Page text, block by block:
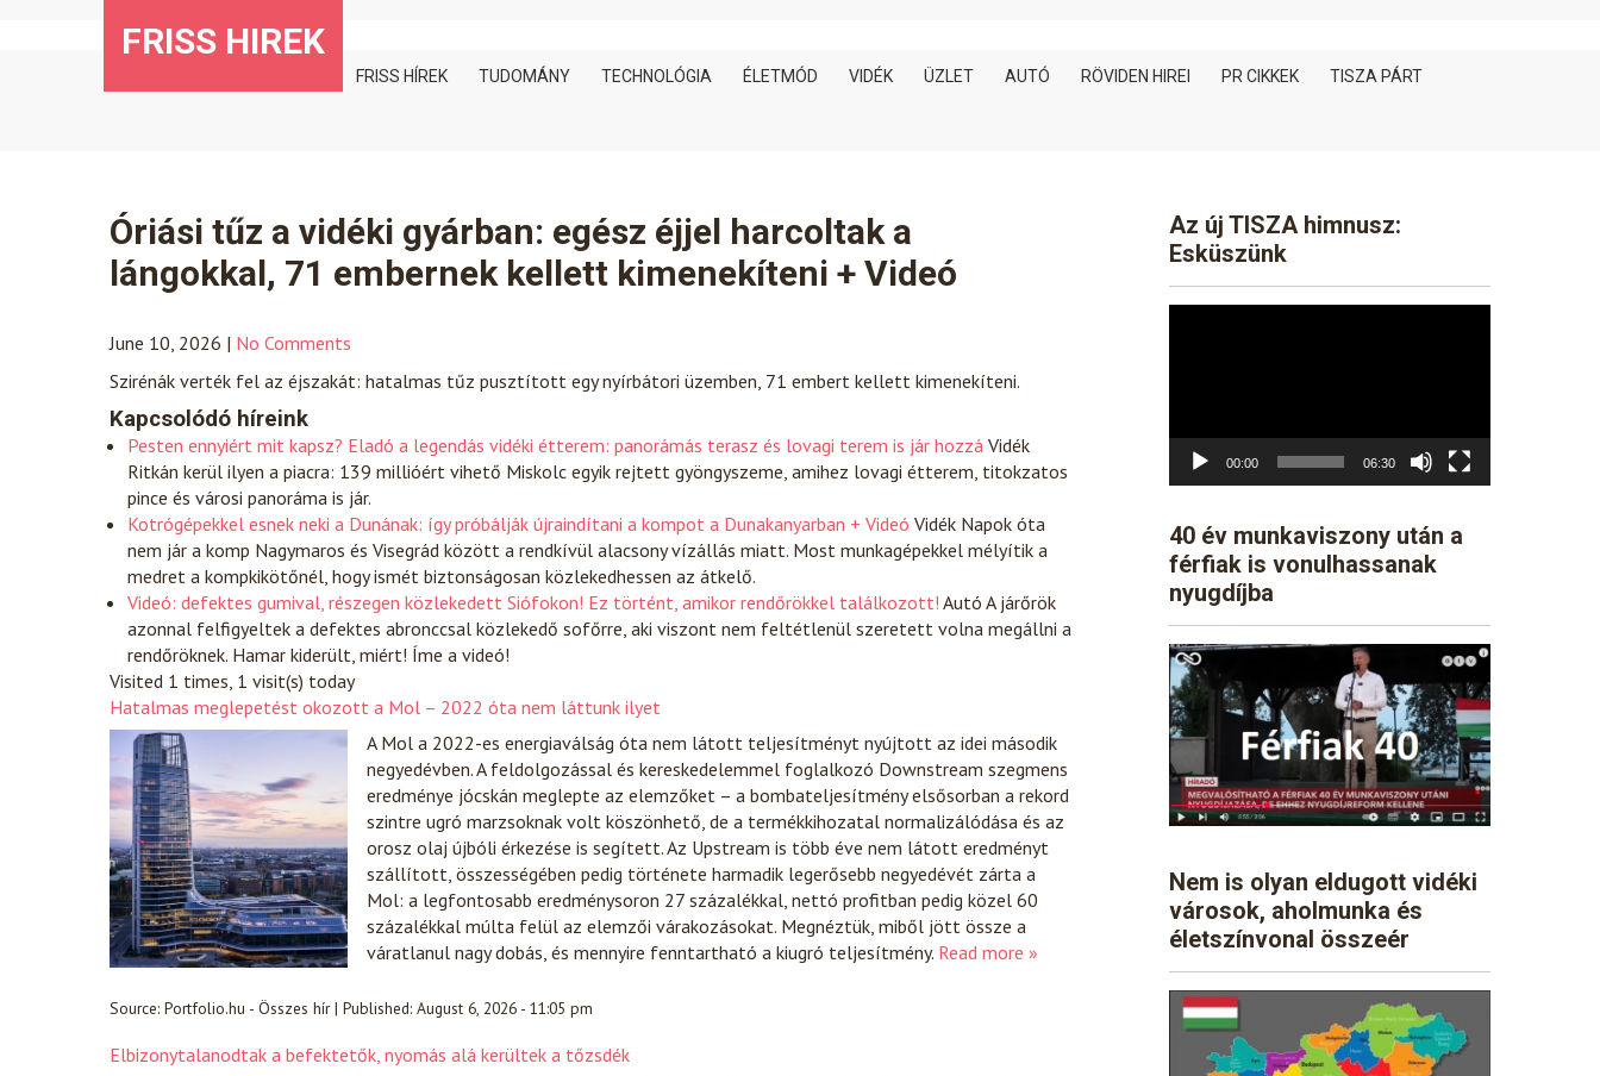
FRISS HIREK
FRISS HÍREK TUDOMÁNY TECHNOLÓGIA ÉLETMÓD VIDÉK ÜZLET AUTÓ RÖVIDEN HIREI PR CIKKEK TISZA PÁRT
Óriási tűz a vidéki gyárban: egész éjjel harcoltak a
lángokkal, 71 embernek kellett kimenekíteni + Videó
June 10, 2026 | No Comments
Szirénák verték fel az éjszakát: hatalmas tűz pusztított egy nyírbátori üzemben, 71 embert kellett kimenekíteni.
Kapcsolódó híreink
Pesten ennyiért mit kapsz? Eladó a legendás vidéki étterem: panorámás terasz és lovagi terem is jár hozzá Vidék
Ritkán kerül ilyen a piacra: 139 millióért vihető Miskolc egyik rejtett gyöngyszeme, amihez lovagi étterem, titokzatos
pince és városi panoráma is jár.
Kotrógépekkel esnek neki a Dunának: így próbálják újraindítani a kompot a Dunakanyarban + Videó Vidék Napok óta
nem jár a komp Nagymaros és Visegrád között a rendkívül alacsony vízállás miatt. Most munkagépekkel mélyítik a
medret a kompkikötőnél, hogy ismét biztonságosan közlekedhessen az átkelő.
Videó: defektes gumival, részegen közlekedett Siófokon! Ez történt, amikor rendőrökkel találkozott! Autó A járőrök
azonnal felfigyeltek a defektes abronccsal közlekedő sofőrre, aki viszont nem feltétlenül szeretett volna megállni a
rendőröknek. Hamar kiderült, miért! Íme a videó!
Visited 1 times, 1 visit(s) today
Hatalmas meglepetést okozott a Mol – 2022 óta nem láttunk ilyet
A Mol a 2022-es energiaválság óta nem látott teljesítményt nyújtott az idei második
negyedévben. A feldolgozással és kereskedelemmel foglalkozó Downstream szegmens
eredménye jócskán meglepte az elemzőket – a bombateljesítmény elsősorban a rekord
szintre ugró marzsoknak volt köszönhető, de a termékkihozatal normalizálódása és az
orosz olaj újbóli érkezése is segített. Az Upstream is több éve nem látott eredményt
szállított, összességében pedig története harmadik legerősebb negyedévét zárta a
Mol: a legfontosabb eredménysoron 27 százalékkal, nettó profitban pedig közel 60
százalékkal múlta felül az elemzői várakozásokat. Megnéztük, miből jött össze a
váratlanul nagy dobás, és mennyire fenntartható a kiugró teljesítmény. Read more »
Source: Portfolio.hu - Összes hír| Published: August 6, 2026 - 11:05 pm
Elbizonytalanodtak a befektetők, nyomás alá kerültek a tőzsdék
Az új TISZA himnusz:
Esküszünk
00:00 06:30
40 év munkaviszony után a
férfiak is vonulhassanak
nyugdíjba
Nem is olyan eldugott vidéki
városok, aholmunka és
életszínvonal összeér